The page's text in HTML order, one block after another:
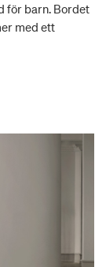
för barn. Bordet
med ett